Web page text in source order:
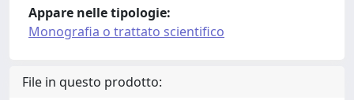
Appare nelle tipologie:
Monografia o trattato scientifico
File in questo prodotto: